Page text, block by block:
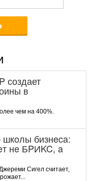
создает
в
чем на 400%.
бизнeca:
нe БPИKC, a
Cигeл cчитaeт,